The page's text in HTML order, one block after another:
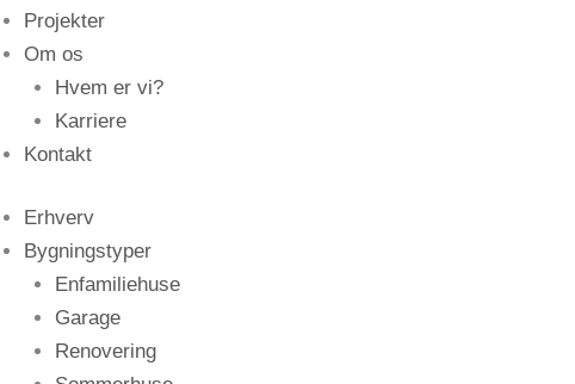
Projekter
Om os
Hvem er vi?
Karriere
Kontakt
Erhverv
Bygningstyper
Enfamiliehuse
Garage
Renovering